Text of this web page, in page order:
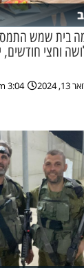
בית שמש
וחצי חודשים,
2024
3:04 pm